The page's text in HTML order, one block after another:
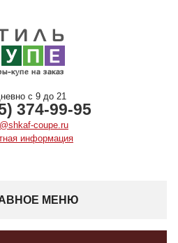
с 9 до 21
374-99-95
coupe.ru
информация
МЕНЮ